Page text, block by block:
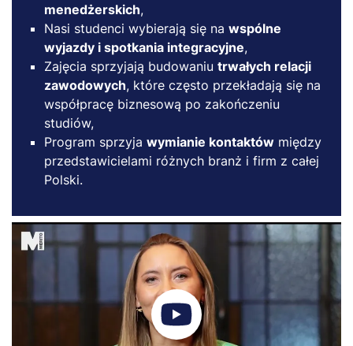
menedżerskich,
Nasi studenci wybierają się na wspólne
wyjazdy i spotkania integracyjne,
Zajęcia sprzyjają budowaniu trwałych relacji
zawodowych, które często przekładają się na
współpracę biznesową po zakończeniu
studiów,
Program sprzyja wymianie kontaktów między
przedstawicielami różnych branż i firm z całej
Polski.